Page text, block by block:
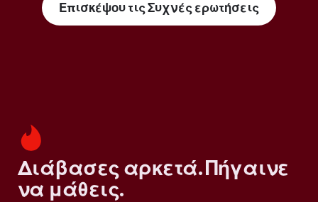
Επισκέψου τις Συχνές ερωτήσεις
Διάβασες αρκετά. Πήγαινε
να μάθεις.